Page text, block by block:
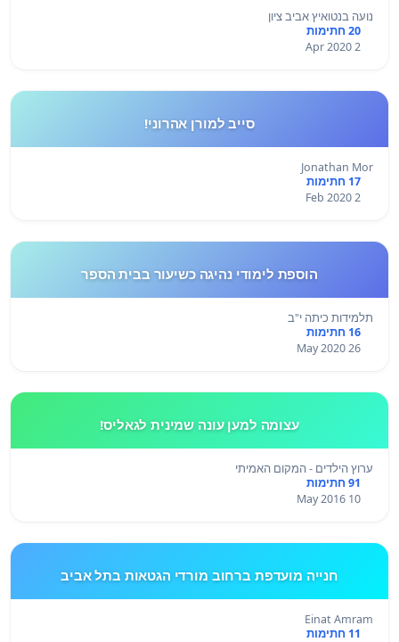
נועה בנטואיץ אביב ציון
20 חתימות
2 Apr 2020
סייב למורן אהרוני!
Jonathan Mor
17 חתימות
2 Feb 2020
הוספת לימודי נהיגה כשיעור בבית הספר
תלמידות כיתה י"ב
16 חתימות
26 May 2020
עצומה למען עונה שמינית לגאליס!
ערוץ הילדים - המקום האמיתי
91 חתימות
10 May 2016
חנייה מועדפת ברחוב מורדי הגטאות בתל אביב
Einat Amram
11 חתימות